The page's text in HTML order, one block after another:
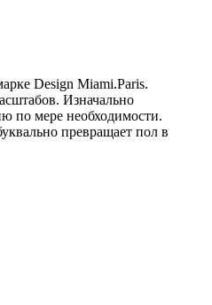
Design Miami.Paris.
Изначально
по мере необходимости.
превращает пол в